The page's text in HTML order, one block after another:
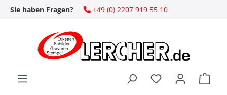
Zum Hauptinhalt springen
Sie haben Fragen? +49 (0) 2207 919 55 10